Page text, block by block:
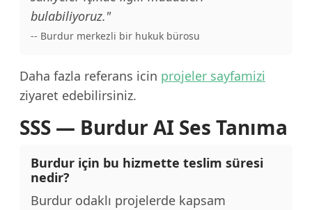
bulabiliyoruz."
-- Burdur merkezli bir hukuk bürosu
Daha fazla referans icin projeler sayfamizi
ziyaret edebilirsiniz.
SSS — Burdur AI Ses Tanıma
Burdur için bu hizmette teslim süresi
nedir?
Burdur odaklı projelerde kapsam